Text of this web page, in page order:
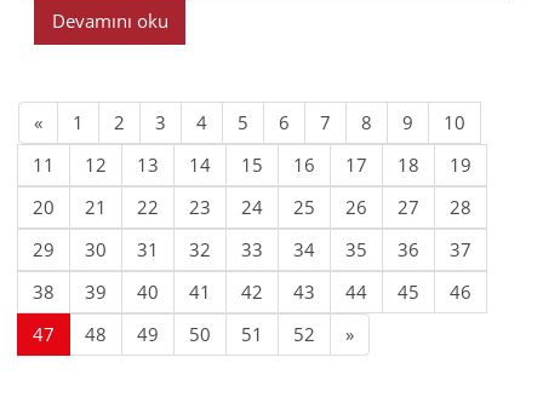
Devamını oku
« 1 2 3 4 5 6 7 8 9
10
11
12 13 14 15 16 17 18
19
20
21 22 23 24 25 26 27
28
29
30 31 32 33 34 35 36
37
38
39 40 41 42 43 44 45
46
47
48 49 50 51 52 »